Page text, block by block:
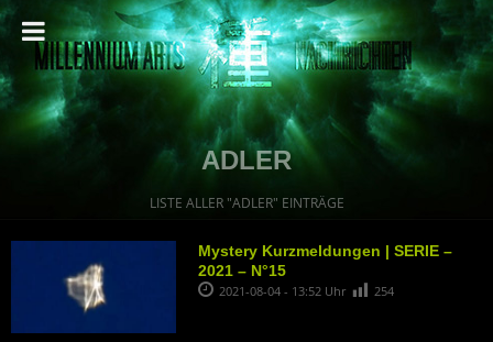
ADLER
LISTE ALLER "ADLER" EINTRÄGE
Mystery Kurzmeldungen | SERIE –
2021 – N°15
2021-08-04 - 13:52 Uhr 254